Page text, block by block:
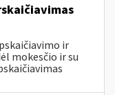
ir
mokesčio ir su